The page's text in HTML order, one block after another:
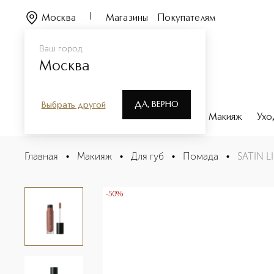
Ваш город
Москва
Выбрать другой ДА, ВЕРНО
Москва Магазины Покупателям
Парфюмерия Макияж
SATIN LIQUID LIPSTICK Помада для губ жидкая с
Описание
Главная • Макияж • Для губ • Помада • SATIN
-50%